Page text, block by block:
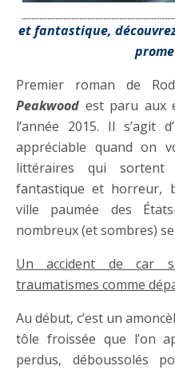
et fantastique,
Premier roman de
Peakwood est paru aux
l’année 2015. Il s’agit
appréciable quand on
littéraires qui
fantastique et horreur,
ville paumée des
nombreux (et sombres)
Un accident de car
traumatismes comme
Au début, c’est un
tôle froissée que l’on
perdus, déboussolés